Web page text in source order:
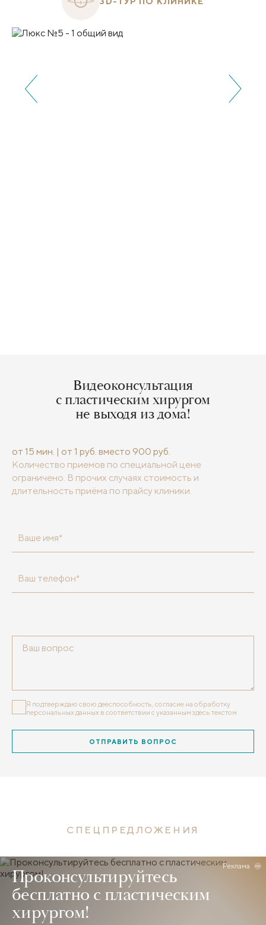
Видеоконсультация
с пластическим хирургом
не выходя из дома!
от 15 мин. | от 1 руб. вместо 900 руб.
Количество приемов по специальной цене
ограничено. В прочих случаях стоимость и
длительность приёма по прайсу клиники.
Ваше имя*
Ваш телефон*
Я подтверждаю свою дееспособность, согласие на обработку
персональных данных в соответствии с указанным здесь текстом
ОТПРАВИТЬ ВОПРОС
СПЕЦПРЕДЛОЖЕНИЯ
Реклама
Проконсультируйтесь
бесплатно с пластическим
хирургом!